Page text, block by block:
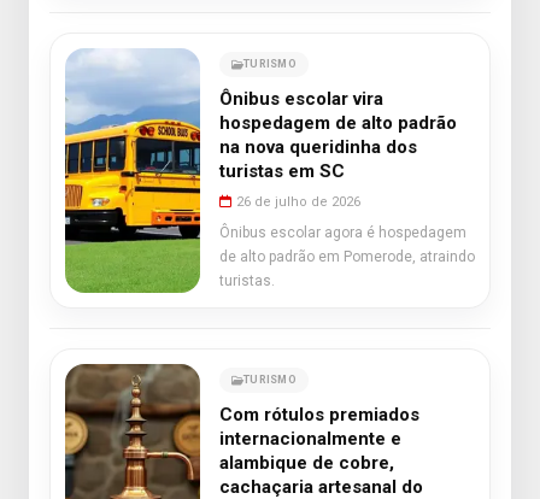
TURISMO
Ônibus escolar vira
hospedagem de alto padrão
na nova queridinha dos
turistas em SC
26 de julho de 2026
Ônibus escolar agora é hospedagem
de alto padrão em Pomerode, atraindo
turistas.
TURISMO
Com rótulos premiados
internacionalmente e
alambique de cobre,
cachaçaria artesanal do